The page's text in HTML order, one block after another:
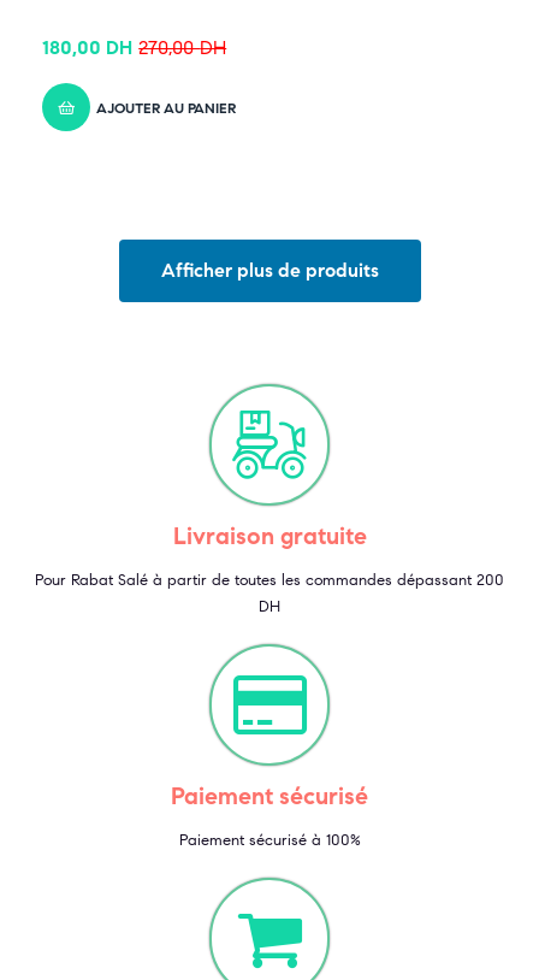
270,00DH
180,00 DH
AJOUTER AU PANIER
Afficher plus de produits
Livraison gratuite
Pour Rabat Salé à partir de toutes les commandes dépassant 200
DH
Paiement sécurisé
Paiement sécurisé à 100%